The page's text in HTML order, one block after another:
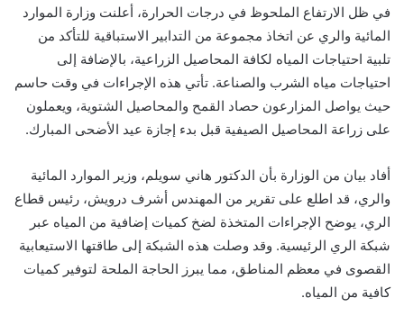
في ظل الارتفاع الملحوظ في درجات الحرارة، أعلنت وزارة الموارد
المائية والري عن اتخاذ مجموعة من التدابير الاستباقية للتأكد من
تلبية احتياجات المياه لكافة المحاصيل الزراعية، بالإضافة إلى
احتياجات مياه الشرب والصناعة. تأتي هذه الإجراءات في وقت حاسم
حيث يواصل المزارعون حصاد القمح والمحاصيل الشتوية، ويعملون
على زراعة المحاصيل الصيفية قبل بدء إجازة عيد الأضحى المبارك.
أفاد بيان من الوزارة بأن الدكتور هاني سويلم، وزير الموارد المائية
والري، قد اطلع على تقرير من المهندس أشرف درويش، رئيس قطاع
الري، يوضح الإجراءات المتخذة لضخ كميات إضافية من المياه عبر
شبكة الري الرئيسية. وقد وصلت هذه الشبكة إلى طاقتها الاستيعابية
القصوى في معظم المناطق، مما يبرز الحاجة الملحة لتوفير كميات
كافية من المياه.